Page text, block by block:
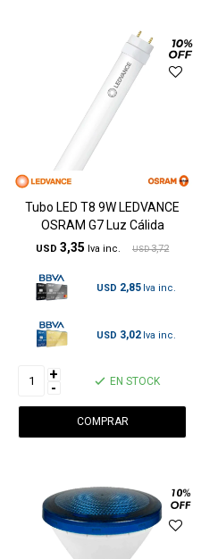
Tubo LED T8 9W LEDVANCE
OSRAM G7 Luz Cálida
USD 3,35 USD 3,72
USD 2,85
USD 3,02
+
- EN STOCK